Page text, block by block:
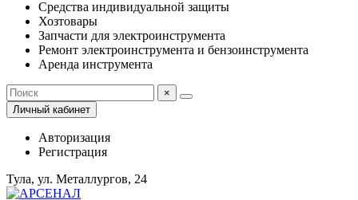
Средства индивидуальной защиты
Хозтовары
Запчасти для электроинструмента
Ремонт электроинструмента и бензоинструмента
Аренда инструмента
×
Личный кабинет
Авторизация
Регистрация
Тула, ул. Металлургов, 24